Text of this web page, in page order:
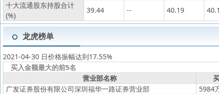
十大流通股东持股合计
(%)
39.44 -- 40.19
龙虎榜单
2021-04-30 日价格振幅达到17.55%
买入金额最大的前5名
营业部名称
广发证券股份有限公司深圳福华一路证券营业部
5984